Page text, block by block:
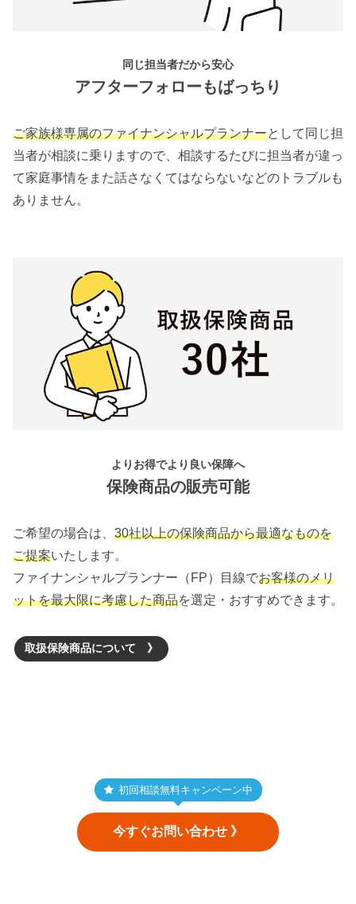
同じ担当者だから安心
アフターフォローもばっちり
ご家族様専属のファイナンシャルプランナーとして同じ担
当者が相談に乗りますので、相談するたびに担当者が違っ
て家庭事情をまた話さなくてはならないなどのトラブルも
ありません。
よりお得でより良い保障へ
保険商品の販売可能
ご希望の場合は、 30社以上の保険商品から最適なものを
ご提案いたします。
ファイナンシャルプランナー（FP）目線でお客様のメリ
ットを最大限に考慮した商品を選定・おすすめできます。
取扱保険商品について 》
初回相談無料キャンペーン中
今すぐお問い合わせ 》